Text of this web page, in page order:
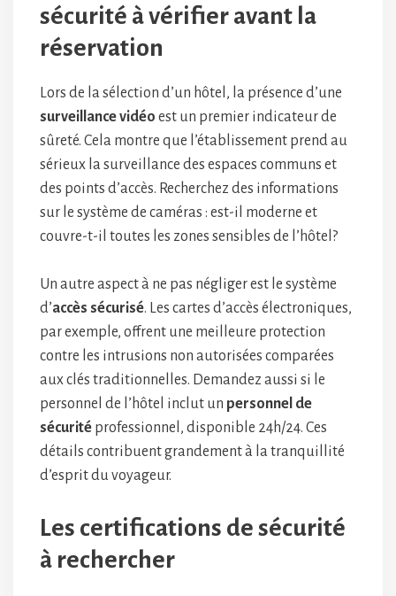
sécurité à vérifier avant la
réservation
Lors de la sélection d’un hôtel, la présence d’une
surveillance vidéo est un premier indicateur de
sûreté. Cela montre que l’établissement prend au
sérieux la surveillance des espaces communs et
des points d’accès. Recherchez des informations
sur le système de caméras : est-il moderne et
couvre-t-il toutes les zones sensibles de l’hôtel?
Un autre aspect à ne pas négliger est le système
d’accès sécurisé. Les cartes d’accès électroniques,
par exemple, offrent une meilleure protection
contre les intrusions non autorisées comparées
aux clés traditionnelles. Demandez aussi si le
personnel de l’hôtel inclut un personnel de
sécurité professionnel, disponible 24h/24. Ces
détails contribuent grandement à la tranquillité
d’esprit du voyageur.
Les certifications de sécurité
à rechercher